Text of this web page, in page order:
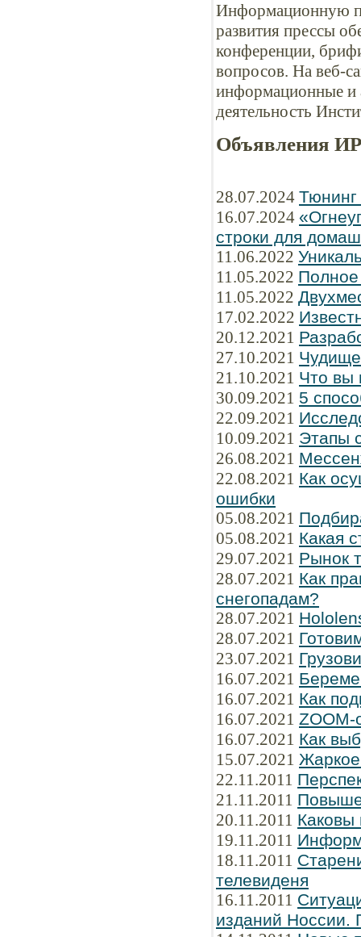
Информационную
развития прессы
конференции,
вопросов. На веб-
информационные и
деятельность
Объявления
28.07.2024 Тюнинг
16.07.2024
строки для
11.06.2022
11.05.2022
11.05.2022
17.02.2022
20.12.2021
27.10.2021
21.10.2021 Что вы
30.09.2021 5
22.09.2021
10.09.2021 Этапы
26.08.2021
22.08.2021 Как
ошибки
05.08.2021
05.08.2021 Какая
29.07.2021 Рынок
28.07.2021 Как
снегопадам?
28.07.2021
28.07.2021
23.07.2021
16.07.2021
16.07.2021 Как
16.07.2021 ZOOM-
16.07.2021 Как
15.07.2021
22.11.2011
21.11.2011
20.11.2011 Каковы
19.11.2011
18.11.2011
телевиденя
16.11.2011
изданий Hоссии.